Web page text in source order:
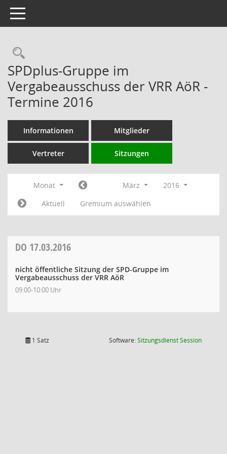
Toggle navigation
Rechercheauswahl
SPDplus-Gruppe im
Vergabeausschuss der VRR AöR -
Termine 2016
Informationen Mitglieder
Vertreter Sitzungen
Monat März
2016
Aktuell
Gremium auswählen
DO 17.03.2016
nicht öffentliche Sitzung der SPD-Gruppe im
Vergabeausschuss der VRR AöR
09:00-10:00 Uhr
1 Satz Software:SitzungsdienstSession(Wird in